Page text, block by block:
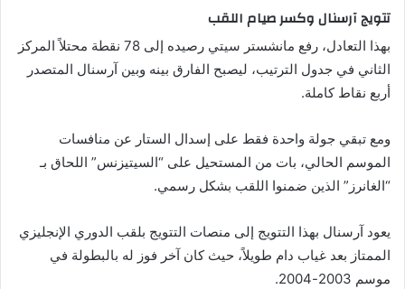
تتويج آرسنال وكسر صيام اللقب
بهذا التعادل، رفع مانشستر سيتي رصيده إلى 78 نقطة محتلاً المركز
الثاني في جدول الترتيب، ليصبح الفارق بينه وبين آرسنال المتصدر
أربع نقاط كاملة.
ومع تبقي جولة واحدة فقط على إسدال الستار عن منافسات
الموسم الحالي، بات من المستحيل على “السيتيزنس” اللحاق بـ
“الغانرز” الذين ضمنوا اللقب بشكل رسمي.
يعود آرسنال بهذا التتويج إلى منصات التتويج بلقب الدوري الإنجليزي
الممتاز بعد غياب دام طويلاً، حيث كان آخر فوز له بالبطولة في
موسم 2003-2004.